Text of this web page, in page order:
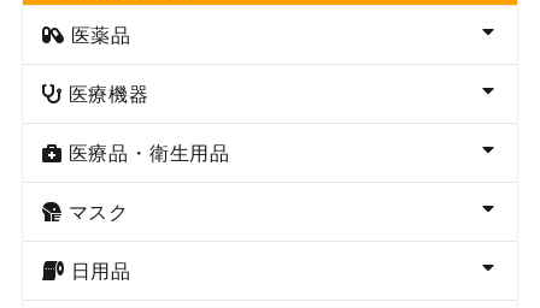
医薬品
医療機器
医療品・衛生用品
マスク
日用品